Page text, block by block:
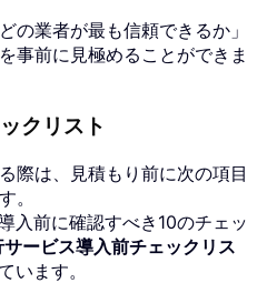
の業者が最も信頼できるか」
事前に見極めることができま
クリスト
際は、見積もり前に次の項目
。
入前に確認すべき10のチェッ
サービス導入前チェックリス
います。